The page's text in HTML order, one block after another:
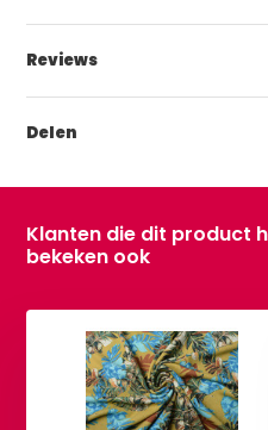
Reviews
Delen
Klanten die dit product
bekeken ook